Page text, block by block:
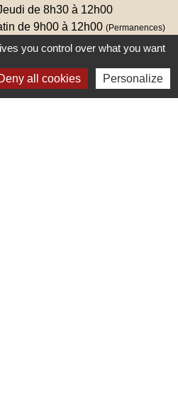
de 8h30 à 12h00
de 9h00 à 12h00 (Permanences)
samedis de permanences
? Une suggestion ?
à nous écrire 🖋
you control over what you want
all cookies Personalize